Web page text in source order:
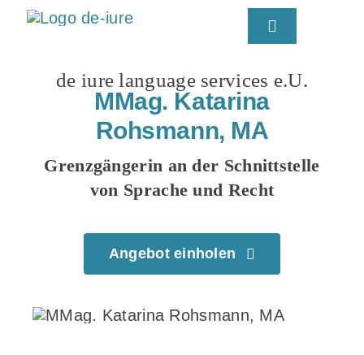
Skip
Toggle
de iure language services e.U.
MMag. Katarina
Rohsmann, MA
Grenzgängerin an der Schnittstelle
von Sprache und Recht
Angebot einholen